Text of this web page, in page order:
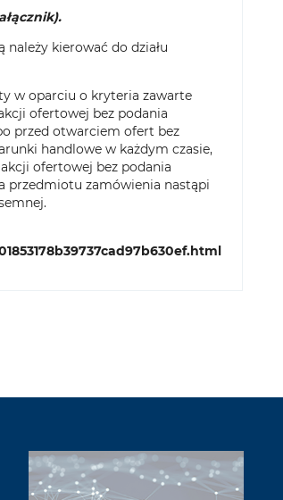
kierować do działu
w oparciu o kryteria zawarte
ofertowej bez podania
przed otwarciem ofert bez
handlowe w każdym czasie,
ofertowej bez podania
przedmiotu zamówienia nastąpi